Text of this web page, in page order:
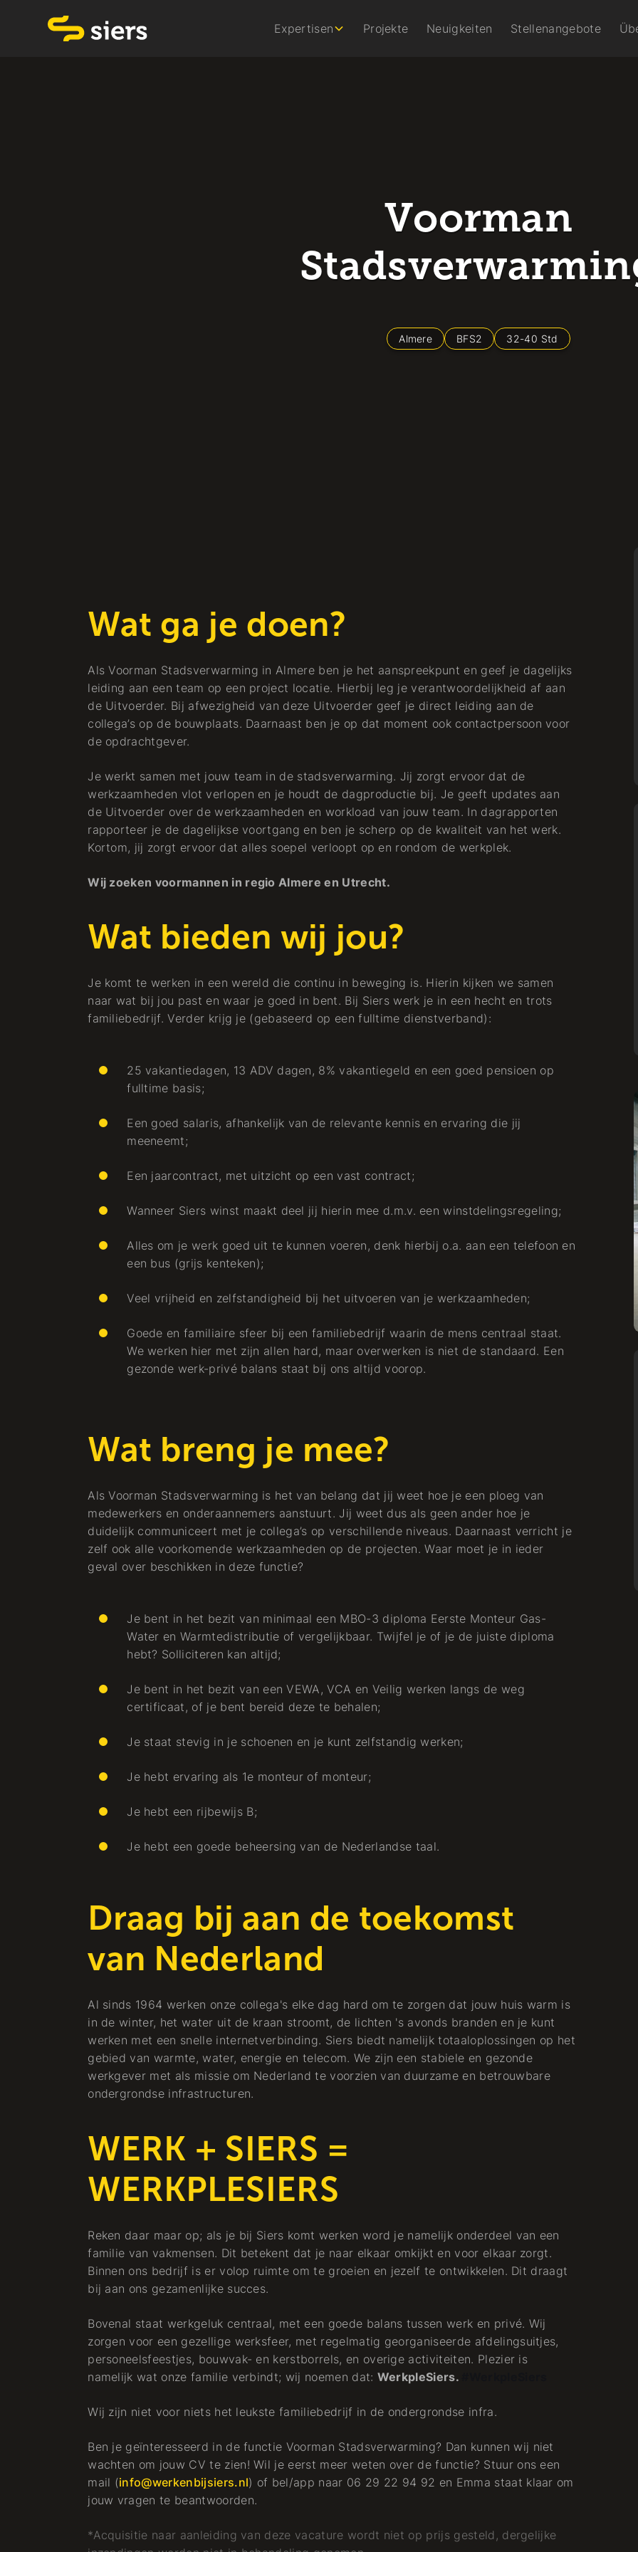
Expertisen Projekte Neuigkeiten Stellenangebote
Voorman
Almere BFS2 32-40 Std
Wat ga je doen?
Als Voorman Stadsverwarming in Almere ben je het aanspreekpunt en geef je dagelijks
leiding aan een team op een project locatie. Hierbij leg je verantwoordelijkheid af aan
de Uitvoerder. Bij afwezigheid van deze Uitvoerder geef je direct leiding aan de
collega’s op de bouwplaats. Daarnaast ben je op dat moment ook contactpersoon voor
de opdrachtgever.
Je werkt samen met jouw team in de stadsverwarming. Jij zorgt ervoor dat de
werkzaamheden vlot verlopen en je houdt de dagproductie bij. Je geeft updates aan
de Uitvoerder over de werkzaamheden en workload van jouw team. In dagrapporten
rapporteer je de dagelijkse voortgang en ben je scherp op de kwaliteit van het werk.
Kortom, jij zorgt ervoor dat alles soepel verloopt op en rondom de werkplek.
Wij zoeken voormannen in regio Almere en Utrecht.
Wat bieden wij jou?
Je komt te werken in een wereld die continu in beweging is. Hierin kijken we samen
naar wat bij jou past en waar je goed in bent. Bij Siers werk je in een hecht en trots
familiebedrijf. Verder krijg je (gebaseerd op een fulltime dienstverband):
25 vakantiedagen, 13 ADV dagen, 8% vakantiegeld en een goed pensioen op
fulltime basis;
Een goed salaris, afhankelijk van de relevante kennis en ervaring die jij
meeneemt;
Een jaarcontract, met uitzicht op een vast contract;
Wanneer Siers winst maakt deel jij hierin mee d.m.v. een winstdelingsregeling;
Alles om je werk goed uit te kunnen voeren, denk hierbij o.a. aan een telefoon en
een bus (grijs kenteken);
Veel vrijheid en zelfstandigheid bij het uitvoeren van je werkzaamheden;
Goede en familiaire sfeer bij een familiebedrijf waarin de mens centraal staat.
We werken hier met zijn allen hard, maar overwerken is niet de standaard. Een
gezonde werk-privé balans staat bij ons altijd voorop.
Wat breng je mee?
Als Voorman Stadsverwarming is het van belang dat jij weet hoe je een ploeg van
medewerkers en onderaannemers aanstuurt. Jij weet dus als geen ander hoe je
duidelijk communiceert met je collega’s op verschillende niveaus. Daarnaast verricht je
zelf ook alle voorkomende werkzaamheden op de projecten. Waar moet je in ieder
geval over beschikken in deze functie?
Je bent in het bezit van minimaal een MBO-3 diploma Eerste Monteur Gas-
Water en Warmtedistributie of vergelijkbaar. Twijfel je of je de juiste diploma
hebt? Solliciteren kan altijd;
Je bent in het bezit van een VEWA, VCA en Veilig werken langs de weg
certificaat, of je bent bereid deze te behalen;
Je staat stevig in je schoenen en je kunt zelfstandig werken;
Je hebt ervaring als 1e monteur of monteur;
Je hebt een rijbewijs B;
Je hebt een goede beheersing van de Nederlandse taal.
Draag bij aan de toekomst
van Nederland
Al sinds 1964 werken onze collega's elke dag hard om te zorgen dat jouw huis warm is
in de winter, het water uit de kraan stroomt, de lichten 's avonds branden en je kunt
werken met een snelle internetverbinding. Siers biedt namelijk totaaloplossingen op het
gebied van warmte, water, energie en telecom. We zijn een stabiele en gezonde
werkgever met als missie om Nederland te voorzien van duurzame en betrouwbare
ondergrondse infrastructuren.
WERK + SIERS =
WERKPLESIERS
Reken daar maar op; als je bij Siers komt werken word je namelijk onderdeel van een
familie van vakmensen. Dit betekent dat je naar elkaar omkijkt en voor elkaar zorgt.
Binnen ons bedrijf is er volop ruimte om te groeien en jezelf te ontwikkelen. Dit draagt
bij aan ons gezamenlijke succes.
Bovenal staat werkgeluk centraal, met een goede balans tussen werk en privé. Wij
zorgen voor een gezellige werksfeer, met regelmatig georganiseerde afdelingsuitjes,
personeelsfeestjes, bouwvak- en kerstborrels, en overige activiteiten. Plezier is
namelijk wat onze familie verbindt; wij noemen dat: WerkpleSiers.
Wij zijn niet voor niets het leukste familiebedrijf in de ondergrondse infra.
Ben je geïnteresseerd in de functie Voorman Stadsverwarming? Dan kunnen wij niet
wachten om jouw CV te zien! Wil je eerst meer weten over de functie? Stuur ons een
mail (info@werkenbijsiers.nl) of bel/app naar 06 29 22 94 92 en Emma staat klaar om
jouw vragen te beantwoorden.
*Acquisitie naar aanleiding van deze vacature wordt niet op prijs gesteld, dergelijke
Projekt
header getemd
Kälte + Wärme
Projekt
Hervorragende
für Almere Heizung
Kälte + Wärme
Arbeiten bei
Werken in de
Techniek
Kälte + Wärme-Leerling
Arbeiten bei
– Gas, Water en
Elektra
Kälte + Wärme